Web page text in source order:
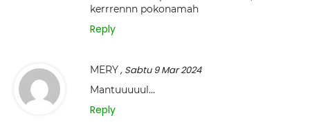
kerrrennn pokonamah
Reply
MERY, Sabtu 9 Mar 2024
Mantuuuuul…
Reply